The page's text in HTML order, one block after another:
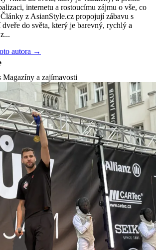
internetu a rostoucímu zájmu o vše, co
z AsianStyle.cz propojují zábavu s
do světa, který je barevný, rychlý a
autora →
Magazíny a zajímavosti